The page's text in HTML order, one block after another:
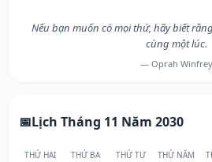
Nếu bạn muốn có mọi thứ, hãy biết
cùng một lúc.
— Oprah Winfrey
Lịch Tháng 11 Năm 2030
THỨ HAI THỨ BA THỨ TƯ THỨ NĂM